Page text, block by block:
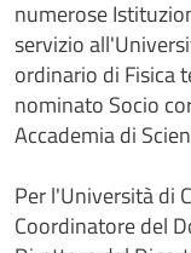
numerose
servizio
ordinario di Fisica
nominato Socio
Accademia di
Per l'Università di
Coordinatore del